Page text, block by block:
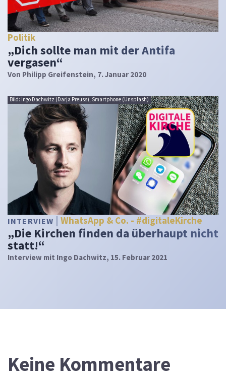
Politik
„Dich sollte man mit der Antifa
vergasen“
Von Philipp Greifenstein, 7. Januar 2020
Bild: Ingo Dachwitz (Darja Preuss), Smartphone (Unsplash)
INTERVIEW WhatsApp & Co. - #digitaleKirche
„Die Kirchen finden da überhaupt nicht
statt!“
Interview mit Ingo Dachwitz, 15. Februar 2021
Keine Kommentare